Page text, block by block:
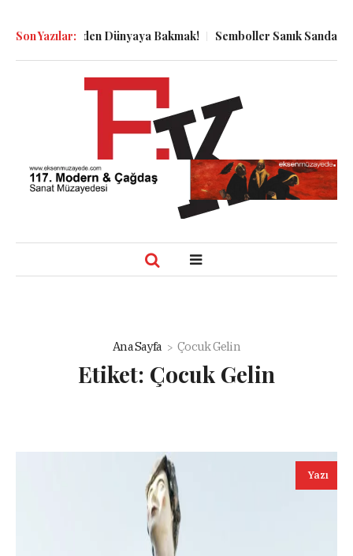
Son Yazılar:
Kuyu Dibinden Dünyaya Bakmak! Semboller Sanık
Ana Sayfa Çocuk Gelin
Etiket: Çocuk Gelin
Yazı